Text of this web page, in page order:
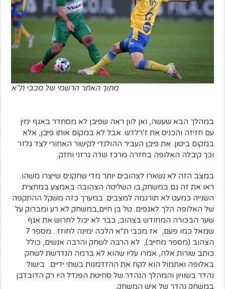
מתוך האתר הרשמי של מכבי ת"א
במהלך הבא שעשה, ואן לוון ראה שפיבן לא מסתדר באגף ימין
עם חזיזה והכניס את ז'רלדש. אבל לא במקום אותו פיבן, אלא
במקום ביטון. את פיבן העביר ההולנדי לקישור האחורי לצד גלזר
וכך קיבלה האלופה בחזרה מרכז שדה גרזני וחזק.
במצב הזה לא נשארו לצהובים יותר מדי שחקנים שייצרו משהו.
ראו את זה גם במשחק,בו השליטה הצהובה באמצע במחצית
השנייה כמעט לא תורגמה למצבים. במערך כזה משקל ההתקפה
של האלופה הלך לאגפים. טל בן חיים,במשחק לא רע ומברוק על
שער הבכורה המחודש בצהוב, כבר לא יכול לחרוש את אגף
שמאל כמו פעם, אז מכבי ת"א הלכה ימינה לחוזז. מספר 7
הצהוב (מספר מחייב), לא הרבה לשחק והרבה אנשים, כולל
כותב שורות אלה, אמרו עליו שהוא לא ברמה הנדרשת לשחק
באלופה ואתמול הוא לקח את ההזדמנות בשתי ידיים. בישול
נהדר בשוויון והמהלך הנהדר של סחיטת הפנדל היו רק הדובדבן
במשחק נהדר של איש המשחק.